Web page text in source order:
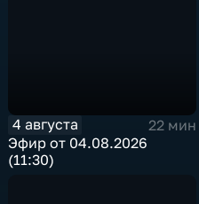
4 августа
22 мин
Эфир от 04.08.2026
(11:30)